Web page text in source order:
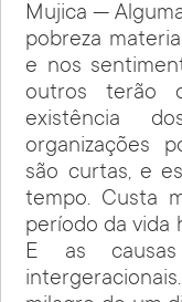
Mujica —
pobreza
e nos
outros terão
existência
organizações
são curtas, e
tempo. Custa
período da vida
E as